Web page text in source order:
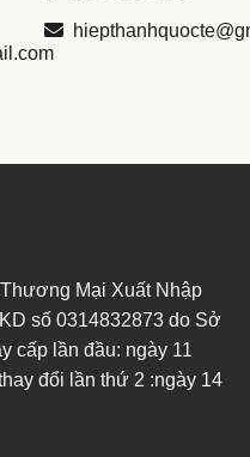
Mại Xuất Nhập
số 0314832873 do Sở
cấp lần đầu: ngày 11
đổi lần thứ 2 :ngày 14